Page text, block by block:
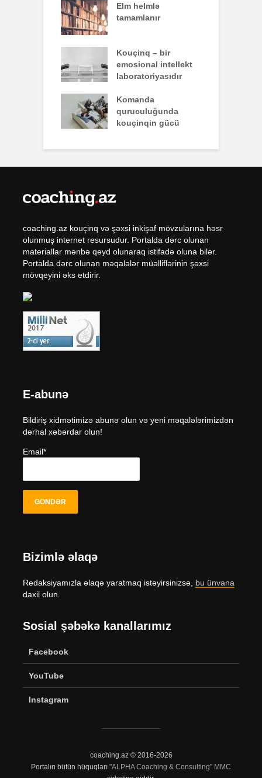
Elm helmlə
tamamlanır
Kouçinq – bir
emosional intellekt
laboratoriyasıdır
Komanda
quruculuğunda
kouçinqin gücü
coaching.az kouçinq və şəxsi inkişaf mövzularına həsr
olunmuş internet resursudur. Portalda dərc olunan
materiallar mənbə qeyd olunaraq istifadə oluna bilər.
Portalda dərc olunan məqalələr müəlliflərinin şəxsi
mövqeyini əks etdirir.
E-abunə
Bildiriş xidmətimizə abunə olun və yeni məqalələrimizdən
dərhal xəbərdar olun!
Email*
Bizimlə əlaqə
Redaksiyamızla əlaqə yaratmaq istəyirsinizsə, bu ünvana
daxil olun.
Sosial şəbəkə kanallarımız
Facebook
YouTube
Instagram
coaching.az © 2016-2026
Portalın bütün hüquqları "ALPHA Coaching & Consulting" MMC